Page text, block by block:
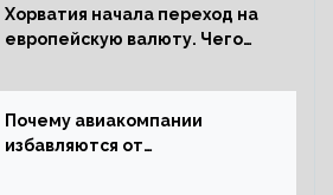
Хорватия начала переход на
европейскую валюту. Чего
Почему авиакомпании
избавляются от